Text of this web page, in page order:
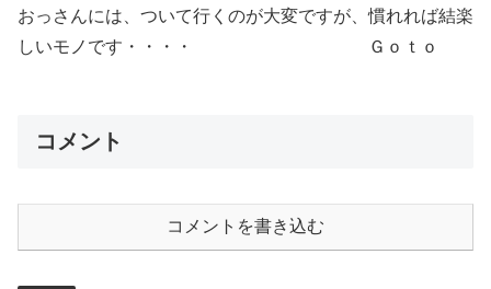
おっさんには、ついて行くのが大変ですが、慣れれば結楽
しいモノです・・・・ Ｇｏｔｏ
コメント
コメントを書き込む